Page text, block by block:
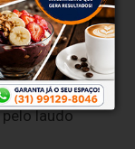
é um acidente
cabeça. A
insinua, se
laudo